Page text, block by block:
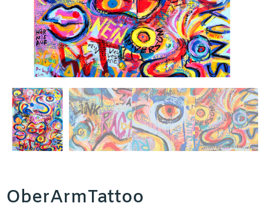
OberArmTattoo